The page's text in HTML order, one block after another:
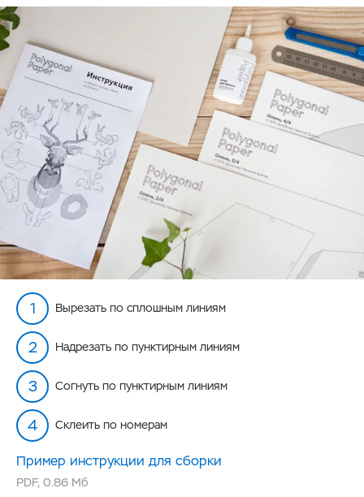
Вырезать по сплошным линиям
Надрезать по пунктирным линиям
Согнуть по пунктирным линиям
Склеить по номерам
Пример инструкции для сборки
PDF, 0.86 Мб